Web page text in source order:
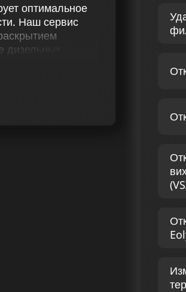
оптимальное
Наш сервис
и EGR, удаляя
отключая
мощности.